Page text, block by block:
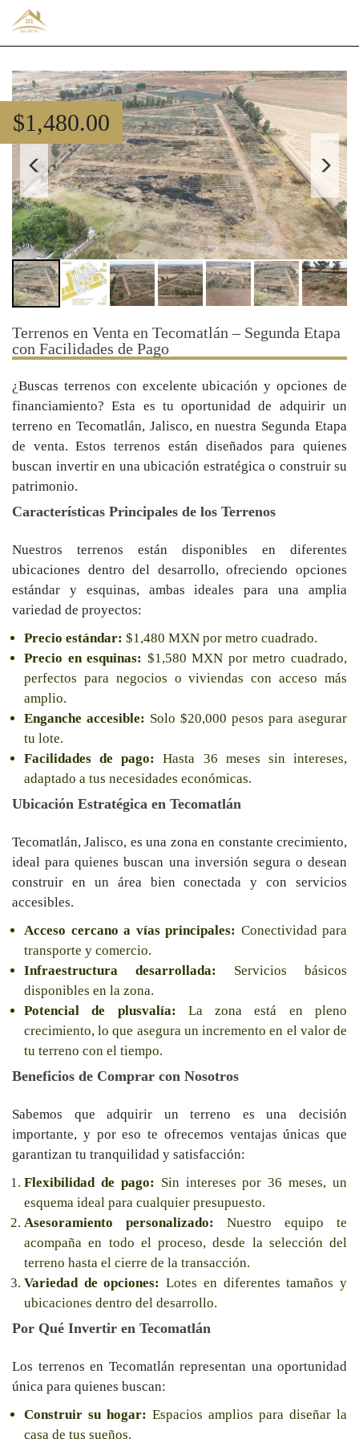
$1,480.00
Terrenos en Venta en Tecomatlán – Segunda Etapa
con Facilidades de Pago
¿Buscas terrenos con excelente ubicación y opciones de
financiamiento? Esta es tu oportunidad de adquirir un
terreno en Tecomatlán, Jalisco, en nuestra Segunda Etapa
de venta. Estos terrenos están diseñados para quienes
buscan invertir en una ubicación estratégica o construir su
patrimonio.
Características Principales de los Terrenos
Nuestros terrenos están disponibles en diferentes
ubicaciones dentro del desarrollo, ofreciendo opciones
estándar y esquinas, ambas ideales para una amplia
variedad de proyectos:
Precio estándar: $1,480 MXN por metro cuadrado.
Precio en esquinas: $1,580 MXN por metro cuadrado,
perfectos para negocios o viviendas con acceso más
amplio.
Enganche accesible: Solo $20,000 pesos para asegurar
tu lote.
Facilidades de pago: Hasta 36 meses sin intereses,
adaptado a tus necesidades económicas.
Ubicación Estratégica en Tecomatlán
Tecomatlán, Jalisco, es una zona en constante crecimiento,
ideal para quienes buscan una inversión segura o desean
construir en un área bien conectada y con servicios
accesibles.
Acceso cercano a vías principales: Conectividad para
transporte y comercio.
Infraestructura desarrollada: Servicios básicos
disponibles en la zona.
Potencial de plusvalía: La zona está en pleno
crecimiento, lo que asegura un incremento en el valor de
tu terreno con el tiempo.
Beneficios de Comprar con Nosotros
Sabemos que adquirir un terreno es una decisión
importante, y por eso te ofrecemos ventajas únicas que
garantizan tu tranquilidad y satisfacción:
Flexibilidad de pago: Sin intereses por 36 meses, un
esquema ideal para cualquier presupuesto.
Asesoramiento personalizado: Nuestro equipo te
acompaña en todo el proceso, desde la selección del
terreno hasta el cierre de la transacción.
Variedad de opciones: Lotes en diferentes tamaños y
ubicaciones dentro del desarrollo.
Por Qué Invertir en Tecomatlán
Los terrenos en Tecomatlán representan una oportunidad
única para quienes buscan:
Construir su hogar: Espacios amplios para diseñar la
casa de tus sueños.